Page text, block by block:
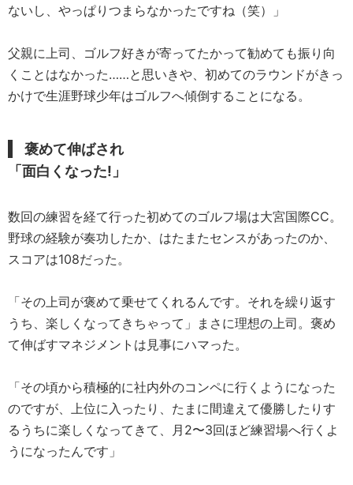
ないし、やっぱりつまらなかったですね（笑）」
父親に上司、ゴルフ好きが寄ってたかって勧めても振り向
くことはなかった……と思いきや、初めてのラウンドがきっ
かけで生涯野球少年はゴルフへ傾倒することになる。
褒めて伸ばされ
「面白くなった!」
数回の練習を経て行った初めてのゴルフ場は大宮国際CC。
野球の経験が奏功したか、はたまたセンスがあったのか、
スコアは108だった。
「その上司が褒めて乗せてくれるんです。それを繰り返す
うち、楽しくなってきちゃって」まさに理想の上司。褒め
て伸ばすマネジメントは見事にハマった。
「その頃から積極的に社内外のコンペに行くようになった
のですが、上位に入ったり、たまに間違えて優勝したりす
るうちに楽しくなってきて、月2〜3回ほど練習場へ行くよ
うになったんです」